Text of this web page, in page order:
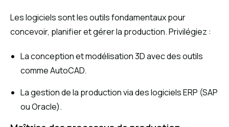
Les logiciels sont les outils fondamentaux pour
concevoir, planifier et gérer la production. Privilégiez :
La conception et modélisation 3D avec des outils
comme AutoCAD.
La gestion de la production via des logiciels ERP (SAP
ou Oracle).